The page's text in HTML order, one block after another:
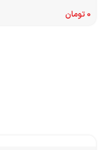
0 تومان